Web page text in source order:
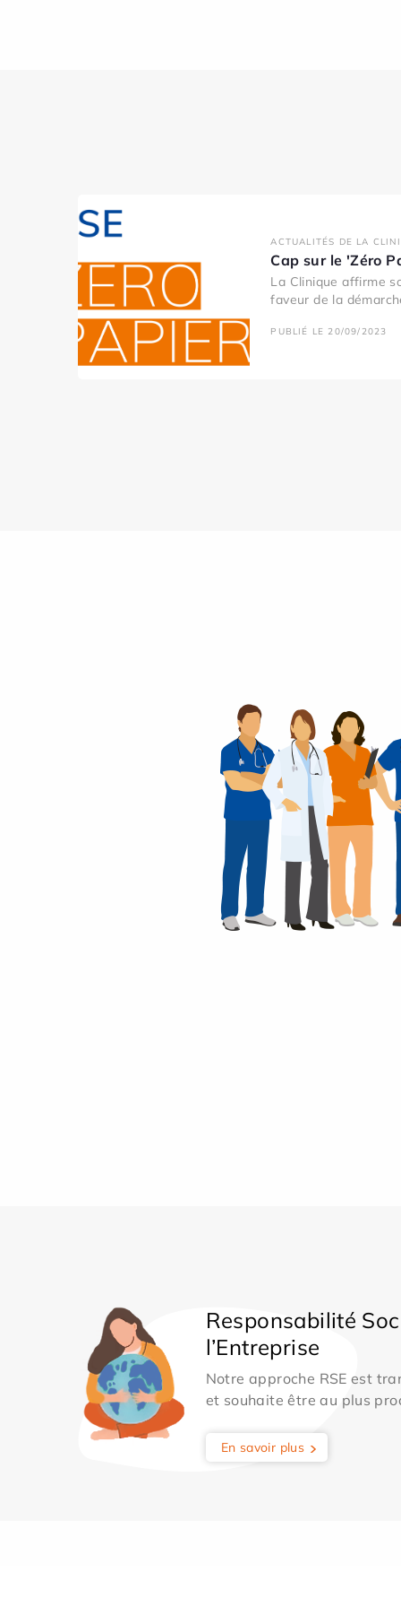
ACTUALITÉS DE LA
Cap sur le 'Zéro
La Clinique affirme
faveur de la
PUBLIÉ LE 20/09/2023
Responsabilité
l’Entreprise
Notre approche RSE est
et souhaite être au plus
En savoir plus